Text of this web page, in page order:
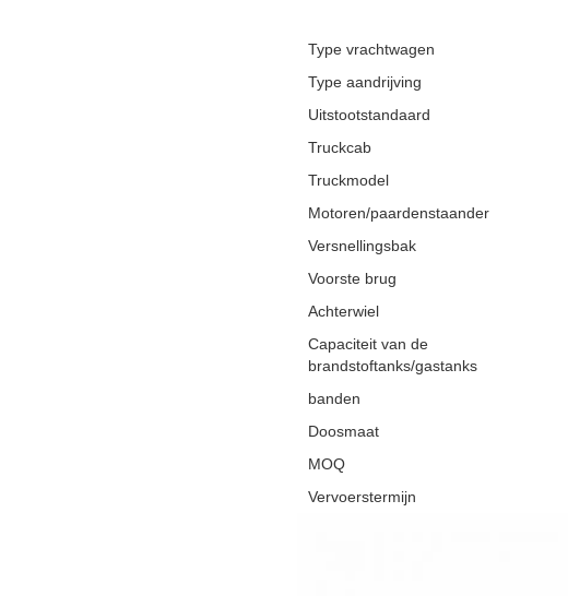
Type vrachtwagen
Type aandrijving
Uitstootstandaard
Truckcab
Truckmodel
Motoren/paardenstaander
Versnellingsbak
Voorste brug
Achterwiel
Capaciteit van de
brandstoftanks/gastanks
banden
Doosmaat
MOQ
Vervoerstermijn